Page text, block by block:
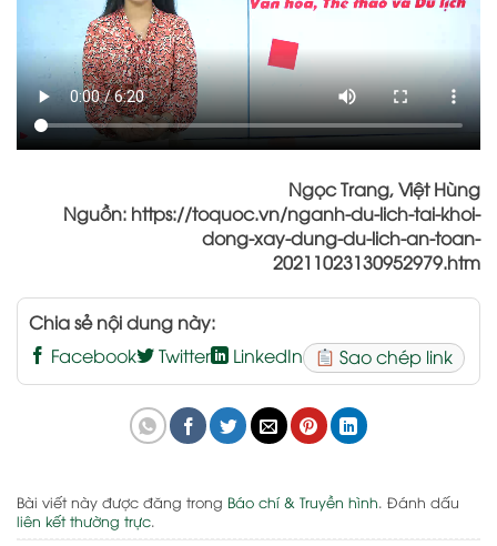
Ngọc Trang, Việt Hùng
Nguồn: https://toquoc.vn/nganh-du-lich-tai-khoi-
dong-xay-dung-du-lich-an-toan-
20211023130952979.htm
Chia sẻ nội dung này:
Facebook
Twitter LinkedIn Sao chép link
Bài viết này được đăng trong Báo chí & Truyền hình. Đánh dấu
liên kết thường trực.